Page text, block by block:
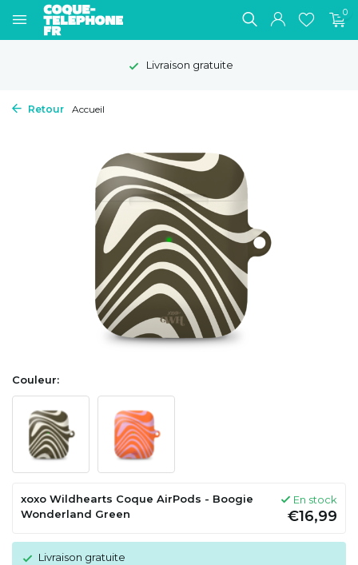
0
Livraison gratuite
Retour Accueil
Couleur:
xoxo Wildhearts Coque AirPods - Boogie
Wonderland Green
En stock
€16,99
Livraison gratuite